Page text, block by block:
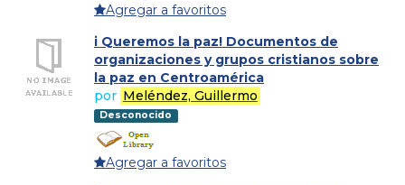
Agregar a favoritos
i Queremos la paz! Documentos de
organizaciones y grupos cristianos sobre
la paz en Centroamérica
por Meléndez, Guillermo
Desconocido
Agregar a favoritos